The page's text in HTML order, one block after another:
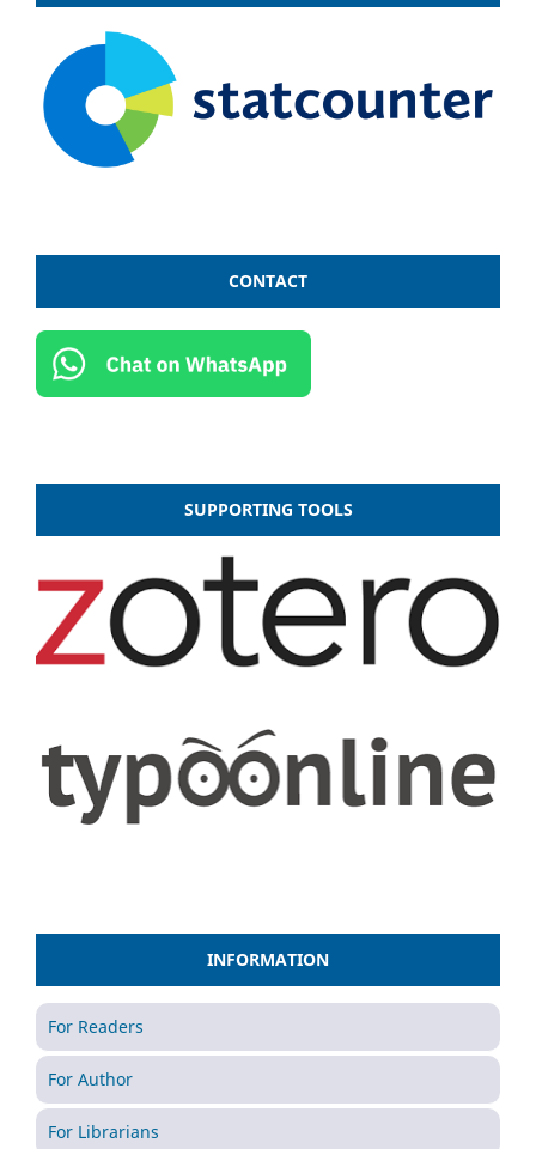
CONTACT
SUPPORTING TOOLS
INFORMATION
For Readers
For Author
For Librarians